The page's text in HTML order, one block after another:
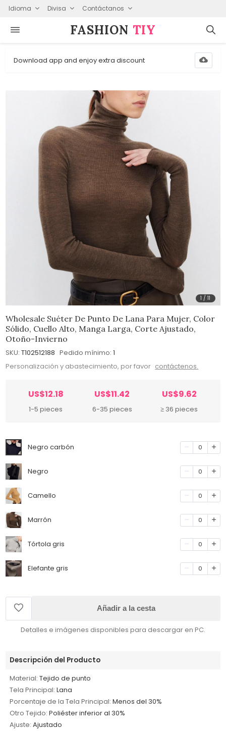
Idioma Divisa Contáctanos
FASHION⁠ TIY
Download app and enjoy extra discount
1 /11
Wholesale Suéter De Punto De Lana Para Mujer, Color
Sólido, Cuello Alto, Manga Larga, Corte Ajustado,
Otoño-Invierno
SKU: T102512188 Pedido mínimo: 1
Personalización y abastecimiento, por favor contáctenos.
US$12.18
1-5 pieces
US$11.42
6-35 pieces
US$9.62
≥ 36 pieces
Negro carbón 0
Negro 0
Camello 0
Marrón 0
Tórtola gris 0
Elefante gris 0
Añadir a la cesta
Detalles e imágenes disponibles para descargar en PC.
Descripción del Producto
Material: Tejido de punto
Tela Principal: Lana
Porcentaje de la Tela Principal: Menos del 30%
Otro Tejido: Poliéster inferior al 30%
Ajuste: Ajustado